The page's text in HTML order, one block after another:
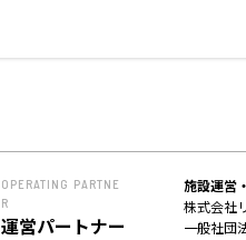
OPERATING PARTNE
R
運営パートナー
施設運営
株式会社
一般社団